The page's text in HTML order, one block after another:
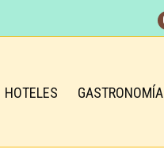
HOTELES GASTRONOMÍA